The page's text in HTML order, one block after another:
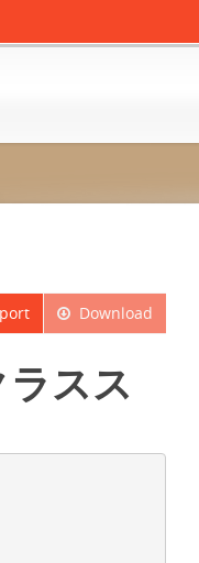
Download
スス